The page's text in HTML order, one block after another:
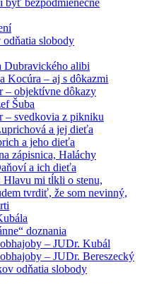
slobody
Dubravického alibi
Kocúra – aj s dôkazmi
– objektívne dôkazy
Šuba
– svedkovia z pikniku
a jej dieťa
a jeho dieťa
zápisnica, Haláchy
a ich dieťa
Hlavu mi tĺkli o stenu,
tvrdiť, že som nevinný,
doznania
– JUDr. Kubál
– JUDr. Bereszecký
odňatia slobody